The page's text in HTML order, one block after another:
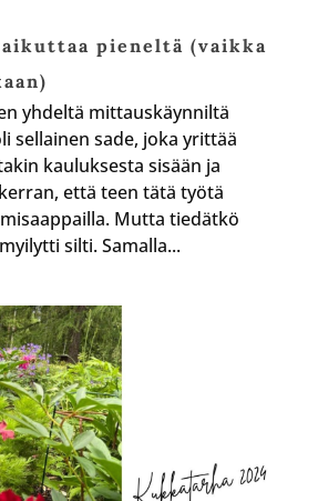
pieneltä (vaikka
yhdeltä mittauskäynniltä
sellainen sade, joka yrittää
kauluksesta sisään ja
että teen tätä työtä
Mutta tiedätkö
silti. Samalla...